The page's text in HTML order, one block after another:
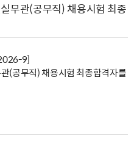
무관(공무직) 채용시험 최종
9]
(공무직) 채용시험 최종합격자를